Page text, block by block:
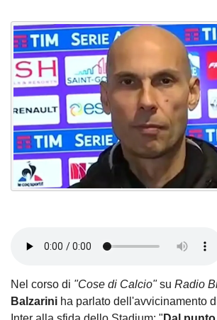
Nel corso di "Cose di Calcio"su Radio
Balzarini ha parlato dell'avvicinamento